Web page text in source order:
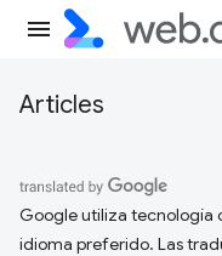
Articles
Google utiliza tecnología
idioma preferido. Las